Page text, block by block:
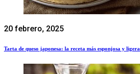
20 febrero, 2025
Tarta de queso japonesa: la receta más esponjosa y ligera